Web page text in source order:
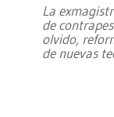
La
de
olvido,
de nuevas